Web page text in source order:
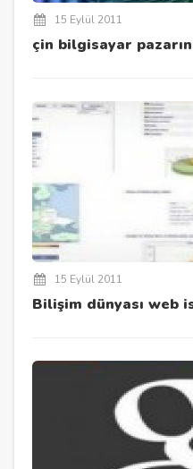
15 Eylül 2011
çin bilgisayar
15 Eylül 2011
Bilişim dünyası